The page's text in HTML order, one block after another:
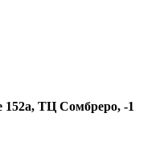
152а, ТЦ Сомбреро, -1